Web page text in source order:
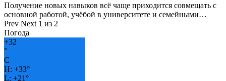
Получение новых навыков всё чаще приходится совмещать с
основной работой, учёбой в университете и семейными…
Prev Next 1 из 2
Погода
+32
°
C
H: +33°
L: +21°